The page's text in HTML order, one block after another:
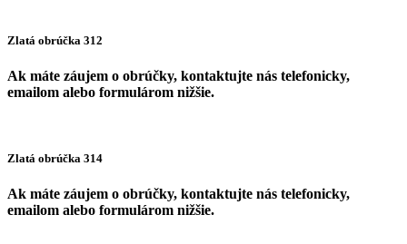
Zlatá obrúčka 312
Ak máte záujem o obrúčky, kontaktujte nás telefonicky,
emailom alebo formulárom nižšie.
Zlatá obrúčka 314
Ak máte záujem o obrúčky, kontaktujte nás telefonicky,
emailom alebo formulárom nižšie.